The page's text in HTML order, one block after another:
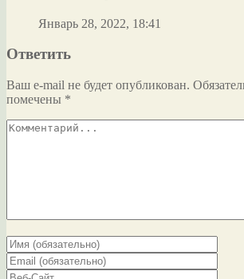
Январь 28, 2022, 18:41
Ответить
Ваш e-mail не будет опубликован.
помечены *